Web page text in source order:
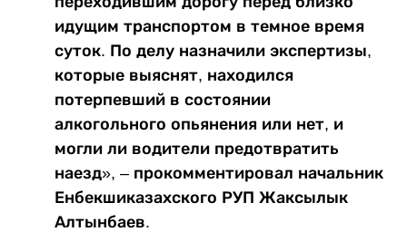
идущим транспортом в темное время
суток. По делу назначили экспертизы,
которые выяснят, находился
потерпевший в состоянии
алкогольного опьянения или нет, и
могли ли водители предотвратить
наезд», – прокомментировал начальник
Енбекшиказахского РУП Жаксылык
Алтынбаев.